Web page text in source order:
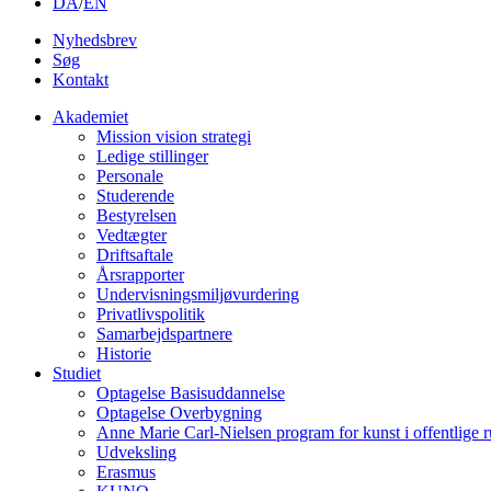
Nyhedsbrev
Søg
Kontakt
Akademiet
Mission vision strategi
Ledige stillinger
Personale
Studerende
Bestyrelsen
Vedtægter
Driftsaftale
Årsrapporter
Undervisningsmiljøvurdering
Privatlivspolitik
Samarbejdspartnere
Historie
Studiet
Optagelse Basisuddannelse
Optagelse Overbygning
Anne Marie Carl-Nielsen program for kunst i offentlige
Udveksling
Erasmus